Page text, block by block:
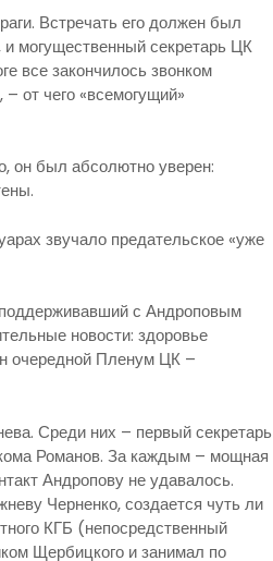
Встречать его должен был
могущественный секретарь ЦК
все закончилось звонком
от чего «всемогущий»
он был абсолютно уверен:
звучало предательское «уже
с Андроповым
новости: здоровье
очередной Пленум ЦК –
Среди них – первый секретарь
Романов. За каждым – мощная
Андропову не удавалось.
Черненко, создается чуть ли
КГБ (непосредственный
Щербицкого и занимал по